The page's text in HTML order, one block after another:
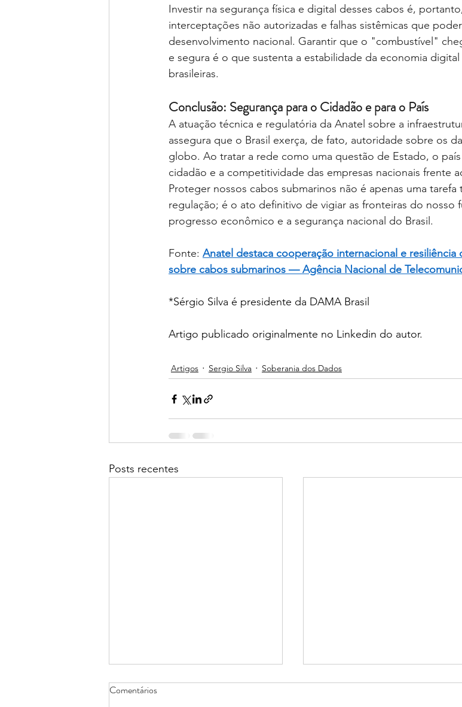
Investir na segurança física e digital desses cabos é,
interceptações não autorizadas e falhas sistêmicas que
desenvolvimento nacional. Garantir que o "combustível"
e segura é o que sustenta a estabilidade da economia
brasileiras.
Conclusão: Segurança para o Cidadão e para o País
A atuação técnica e regulatória da Anatel sobre a
assegura que o Brasil exerça, de fato, autoridade sobre os
globo. Ao tratar a rede como uma questão de Estado, o
cidadão e a competitividade das empresas nacionais frente
Proteger nossos cabos submarinos não é apenas uma
regulação; é o ato definitivo de vigiar as fronteiras do nosso
progresso econômico e a segurança nacional do Brasil.
Fonte: Anatel destaca cooperação internacional e
sobre cabos submarinos — Agência Nacional de
*Sérgio Silva é presidente da DAMA Brasil
Artigo publicado originalmente no Linkedin do autor.
Artigos Sergio Silva Soberania dos Dados
Posts recentes
Comentários